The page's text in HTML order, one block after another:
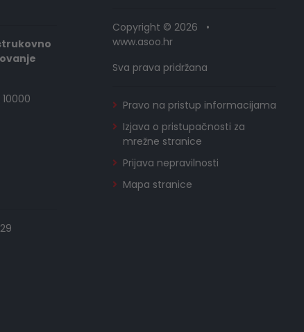
Copyright © 2026 •
www.asoo.hr
Sva prava pridržana
Pravo na pristup informacijama
Izjava o pristupačnosti za
mrežne stranice
Prijava nepravilnosti
Mapa stranice